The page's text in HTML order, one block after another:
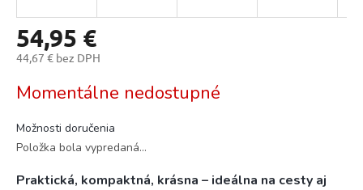
54,95 €
44,67 € bez DPH
cena:
Momentálne nedostupné
Možnosti doručenia
Položka bola vypredaná…
Praktická, kompaktná, krásna – ideálna na cesty aj